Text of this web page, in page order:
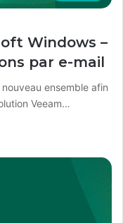
Windows –
par e-mail
ensemble afin
Veeam…